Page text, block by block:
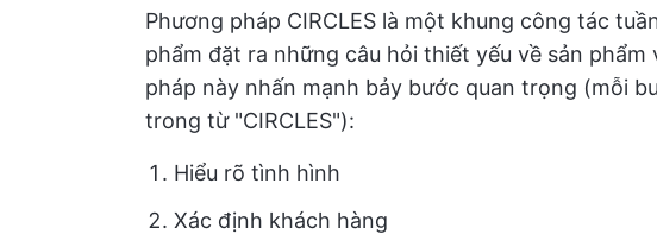
Phương pháp CIRCLES là một khung công tác
phẩm đặt ra những câu hỏi thiết yếu về sản
pháp này nhấn mạnh bảy bước quan trọng (mỗi
trong từ "CIRCLES"):
Hiểu rõ tình hình
Xác định khách hàng